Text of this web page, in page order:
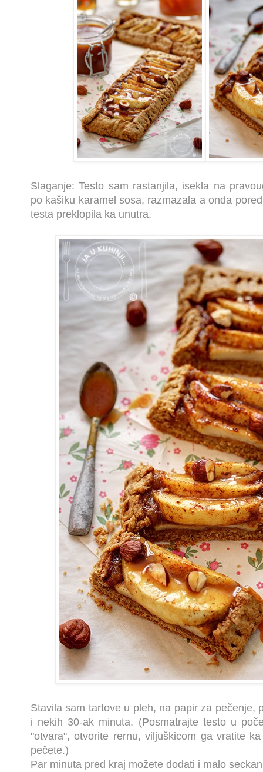
Slaganje: Testo sam rastanjila, isekla na
po kašiku karamel sosa, razmazala a onda
testa preklopila ka unutra.
Stavila sam tartove u pleh, na papir za pečenje,
i nekih 30-ak minuta. (Posmatrajte testo u
"otvara", otvorite rernu, viljuškicom ga vratite
pečete.)
Par minuta pred kraj možete dodati i malo